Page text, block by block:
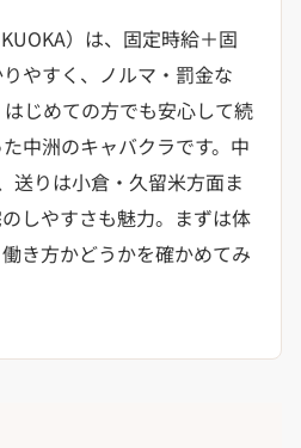
）は、固定時給＋固
やすく、ノルマ・罰金な
じめての方でも安心して続
中洲のキャバクラです。中
送りは小倉・久留米方面ま
しやすさも魅力。まずは体
き方かどうかを確かめてみ